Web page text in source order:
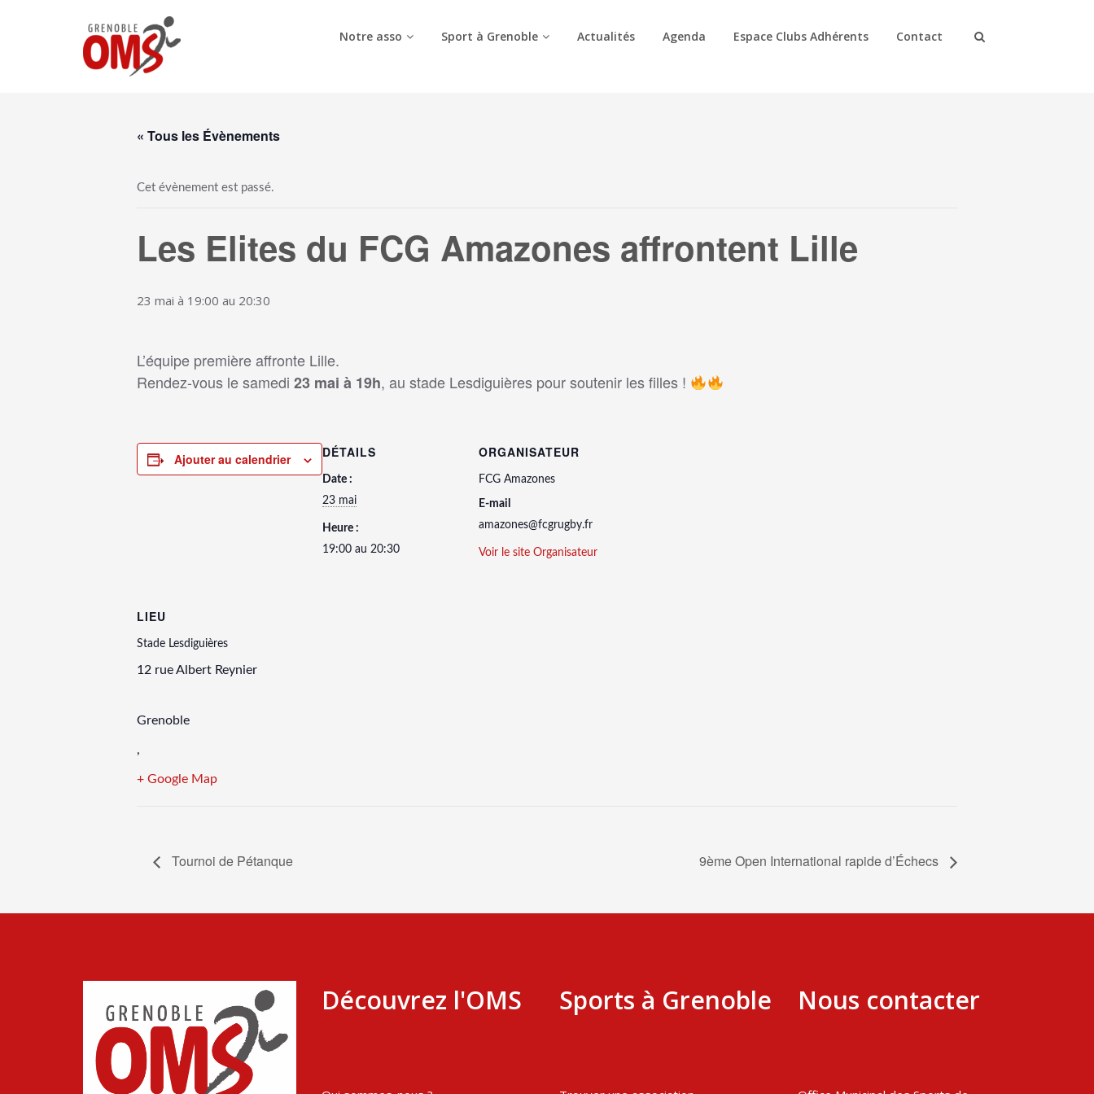
Notre asso Sport à Grenoble Actualités Agenda Espace Clubs Adhérents Contact
« Tous les Évènements
Cet évènement est passé.
Les Elites du FCG Amazones affrontent Lille
23 mai à 19:00 au 20:30
L’équipe première affronte Lille.
Rendez-vous le samedi 23 mai à 19h, au stade Lesdiguières pour soutenir les filles !
Ajouter au calendrier DÉTAILS
Date :
23 mai
Heure :
19:00 au 20:30
ORGANISATEUR
FCG Amazones
E-mail
amazones@fcgrugby.fr
Voir le site Organisateur
LIEU
Stade Lesdiguières
12 rue Albert Reynier
Grenoble
,
+ Google Map
Tournoi de Pétanque 9ème Open International rapide d’Échecs
Découvrez l'OMS Sports à Grenoble Nous contacter